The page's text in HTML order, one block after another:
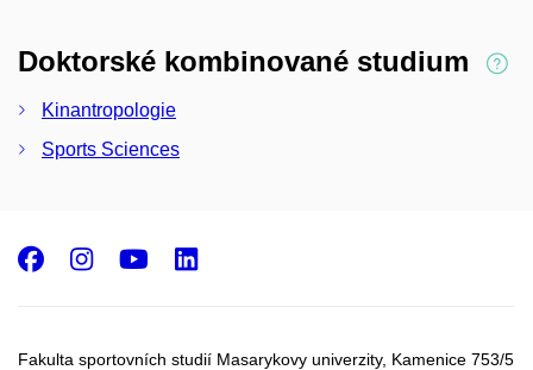
Doktorské kombinované studium
Kinantropologie
Sports Sciences
Fakulta sportovních studií Masarykovy univerzity, Kamenice 753/5​
Facebook
Instagram
Youtube